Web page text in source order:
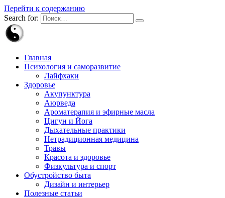
Перейти к содержанию
Search for:
Главная
Психология и саморазвитие
Лайфхаки
Здоровье
Акупунктура
Аюрведа
Ароматерапия и эфирные масла
Цигун и Йога
Дыхательные практики
Нетрадиционная медицина
Травы
Красота и здоровье
Физкультура и спорт
Обустройство быта
Дизайн и интерьер
Полезные статьи